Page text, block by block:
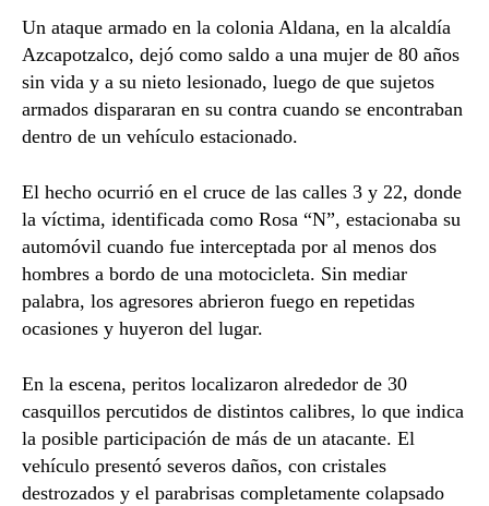
Un ataque armado en la colonia Aldana, en la alcaldía
Azcapotzalco, dejó como saldo a una mujer de 80 años
sin vida y a su nieto lesionado, luego de que sujetos
armados dispararan en su contra cuando se encontraban
dentro de un vehículo estacionado.
El hecho ocurrió en el cruce de las calles 3 y 22, donde
la víctima, identificada como Rosa “N”, estacionaba su
automóvil cuando fue interceptada por al menos dos
hombres a bordo de una motocicleta. Sin mediar
palabra, los agresores abrieron fuego en repetidas
ocasiones y huyeron del lugar.
En la escena, peritos localizaron alrededor de 30
casquillos percutidos de distintos calibres, lo que indica
la posible participación de más de un atacante. El
vehículo presentó severos daños, con cristales
destrozados y el parabrisas completamente colapsado